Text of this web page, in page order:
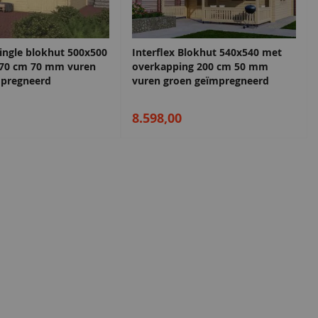
blokhut 500x500
cm 70 mm vuren
Interflex Blokhut 540x540 met
overkapping 200 cm 50 mm
vuren groen geïmpregneerd
8.598,00